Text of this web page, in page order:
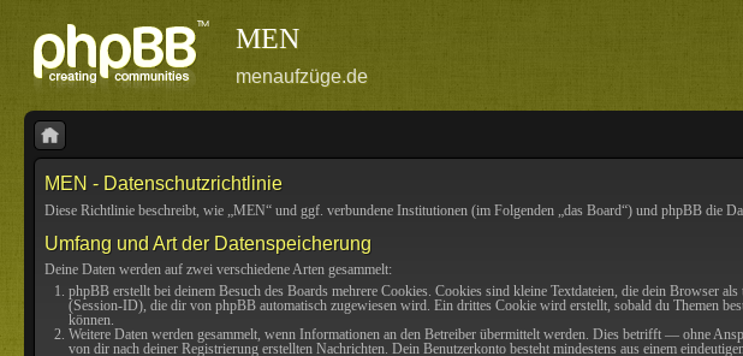
MEN
menaufzüge.de
MEN - Datenschutzrichtlinie
Diese Richtlinie beschreibt, wie „MEN“ und ggf. verbundene Institutionen (im Folgenden „das Board“) und phpBB die
Umfang und Art der Datenspeicherung
Deine Daten werden auf zwei verschiedene Arten gesammelt:
phpBB erstellt bei deinem Besuch des Boards mehrere Cookies. Cookies sind kleine Textdateien, die dein Browser
(Session-ID), die dir von phpBB automatisch zugewiesen wird. Ein drittes Cookie wird erstellt, sobald du Themen
können.
Weitere Daten werden gesammelt, wenn Informationen an den Betreiber übermittelt werden. Dies betrifft — ohne
von dir nach deiner Registrierung erstellten Nachrichten. Dein Benutzerkonto besteht mindestens aus einem